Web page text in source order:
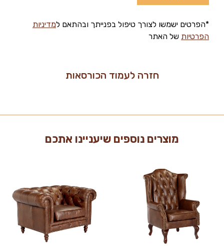
*הפרטים ישמשו לצורך טיפול בפנייתך ובהתאם למדיניות
הפרטיות של האתר
חזרה לעמוד הכורסאות
מוצרים נוספים שיעניינו אתכם